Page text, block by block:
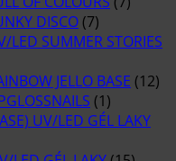
DISCO (7)
LED SUMMER STORIES
JELLO BASE (12)
(1)
UV/LED GÉL LAKY